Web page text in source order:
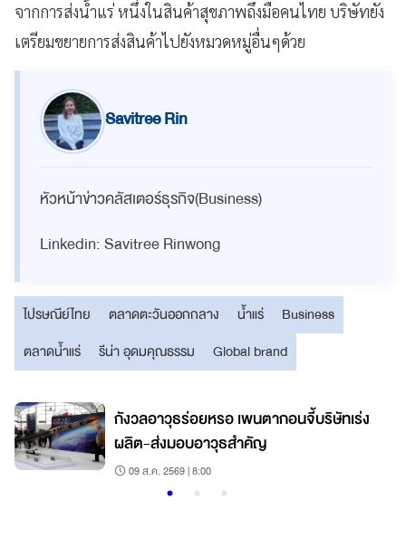
จากการส่งน้ำแร่ หนึ่งในสินค้าสุขภาพถึงมือคนไทย บริษัทยัง
เตรียมขยายการส่งสินค้าไปยังหมวดหมู่อื่นๆด้วย
Savitree Rin
หัวหน้าข่าวคลัสเตอร์ธุรกิจ(Business)
Linkedin: Savitree Rinwong
ไปรษณีย์ไทย ตลาดตะวันออกกลาง น้ำแร่
Business
ตลาดน้ำแร่
รีน่า อุดมคุณธรรม Global brand
กังวลอาวุธร่อยหรอ เพนตากอนจี้บริษัทเร่ง
ผลิต-ส่งมอบอาวุธสำคัญ
09 ส.ค. 2569 | 8:00